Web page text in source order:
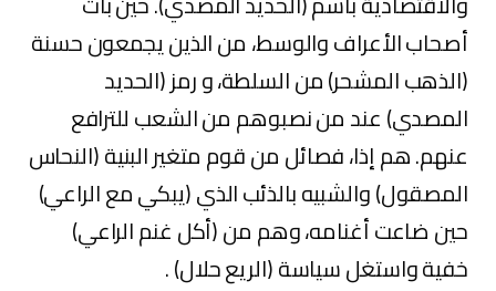
أصحاب الأعراف والوسط، من الذين يجمعون حسنة
(الذهب المشحر) من السلطة، و رمز (الحديد
المصدي) عند من نصبوهم من الشعب للترافع
عنهم. هم إذا، فصائل من قوم متغير البنية (النحاس
المصقول) والشبيه بالذئب الذي (يبكي مع الراعي)
حين ضاعت أغنامه، وهم من (أكل غنم الراعي)
خفية واستغل سياسة (الريع حلال) .